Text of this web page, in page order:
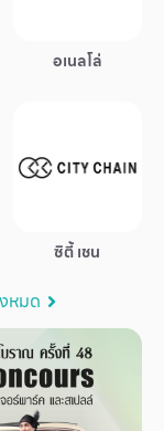
อเนลโล่
ซิตี้ เชน
หมด